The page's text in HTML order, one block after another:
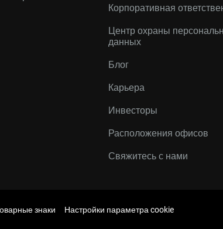
Корпоративная
Центр охраны
данных
Блог
Карьера
Инвесторы
Расположения офисов
Свяжитесь с нами
знаки Настройки параметра cookie